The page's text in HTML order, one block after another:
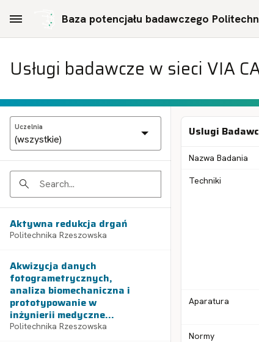
Baza potencjału badawczego
Usługi badawcze w sieci VIA
Uczelnia
Search
Aktywna redukcja drgań
Politechnika Rzeszowska
Akwizycja danych
fotogrametrycznych,
analiza biomechaniczna i
prototypowanie w
inżynierii medyczne...
Politechnika Rzeszowska
Uslugi
Nazwa Badania
Techniki
Aparatura
Normy